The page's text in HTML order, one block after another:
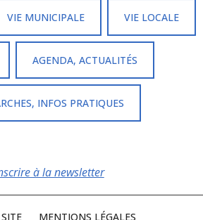
VIE MUNICIPALE VIE LOCALE
AGENDA, ACTUALITÉS
INFOS PRATIQUES
à la newsletter
MENTIONS LÉGALES